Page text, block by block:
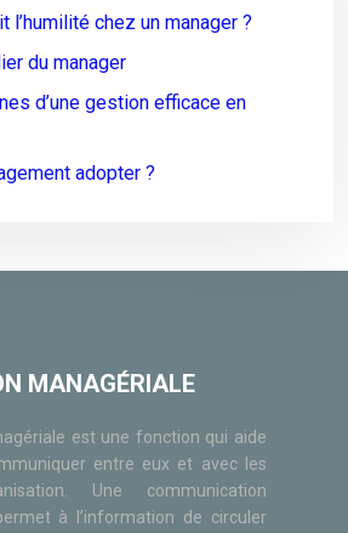
l’humilité chez un manager ?
du manager
d’une gestion efficace en
adopter ?
MANAGÉRIALE
est une fonction qui aide
entre eux et avec les
Une communication
à l’information de circuler